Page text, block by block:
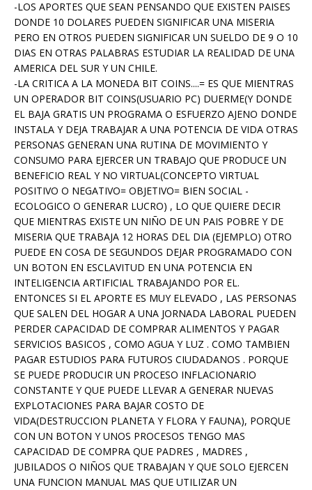
-LOS APORTES QUE SEAN PENSANDO QUE EXISTEN PAISES
DONDE 10 DOLARES PUEDEN SIGNIFICAR UNA MISERIA
PERO EN OTROS PUEDEN SIGNIFICAR UN SUELDO DE 9 O 10
DIAS EN OTRAS PALABRAS ESTUDIAR LA REALIDAD DE UNA
AMERICA DEL SUR Y UN CHILE.
-LA CRITICA A LA MONEDA BIT COINS....= ES QUE MIENTRAS
UN OPERADOR BIT COINS(USUARIO PC) DUERME(Y DONDE
EL BAJA GRATIS UN PROGRAMA O ESFUERZO AJENO DONDE
INSTALA Y DEJA TRABAJAR A UNA POTENCIA DE VIDA OTRAS
PERSONAS GENERAN UNA RUTINA DE MOVIMIENTO Y
CONSUMO PARA EJERCER UN TRABAJO QUE PRODUCE UN
BENEFICIO REAL Y NO VIRTUAL(CONCEPTO VIRTUAL
POSITIVO O NEGATIVO= OBJETIVO= BIEN SOCIAL -
ECOLOGICO O GENERAR LUCRO) , LO QUE QUIERE DECIR
QUE MIENTRAS EXISTE UN NIÑO DE UN PAIS POBRE Y DE
MISERIA QUE TRABAJA 12 HORAS DEL DIA (EJEMPLO) OTRO
PUEDE EN COSA DE SEGUNDOS DEJAR PROGRAMADO CON
UN BOTON EN ESCLAVITUD EN UNA POTENCIA EN
INTELIGENCIA ARTIFICIAL TRABAJANDO POR EL.
ENTONCES SI EL APORTE ES MUY ELEVADO , LAS PERSONAS
QUE SALEN DEL HOGAR A UNA JORNADA LABORAL PUEDEN
PERDER CAPACIDAD DE COMPRAR ALIMENTOS Y PAGAR
SERVICIOS BASICOS , COMO AGUA Y LUZ . COMO TAMBIEN
PAGAR ESTUDIOS PARA FUTUROS CIUDADANOS . PORQUE
SE PUEDE PRODUCIR UN PROCESO INFLACIONARIO
CONSTANTE Y QUE PUEDE LLEVAR A GENERAR NUEVAS
EXPLOTACIONES PARA BAJAR COSTO DE
VIDA(DESTRUCCION PLANETA Y FLORA Y FAUNA), PORQUE
CON UN BOTON Y UNOS PROCESOS TENGO MAS
CAPACIDAD DE COMPRA QUE PADRES , MADRES ,
JUBILADOS O NIÑOS QUE TRABAJAN Y QUE SOLO EJERCEN
UNA FUNCION MANUAL MAS QUE UTILIZAR UN